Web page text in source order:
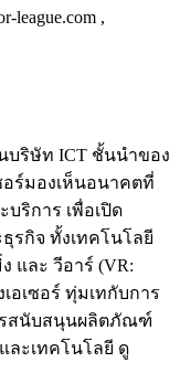
league.com ,
บริษัท ICT ชั้นนำของ
อร์มองเห็นอนาคตที่
ริการ เพื่อเปิด
รกิจ ทั้งเทคโนโลยี
และ วีอาร์ (VR:
อเซอร์ ทุ่มเทกับการ
รสนับสนุนผลิตภัณฑ์
ละเทคโนโลยี ดู